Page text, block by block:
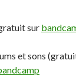
sur
et sons